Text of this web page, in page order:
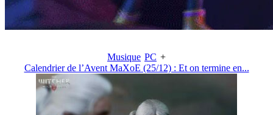
Musique PC +
Calendrier de l’Avent MaXoE (25/12) : Et on termine en...